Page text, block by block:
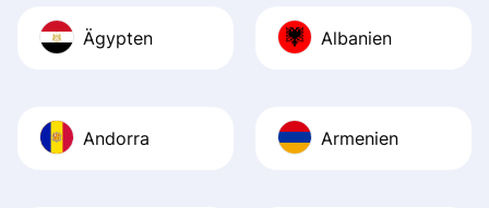
Ägypten Albanien
Andorra Armenien